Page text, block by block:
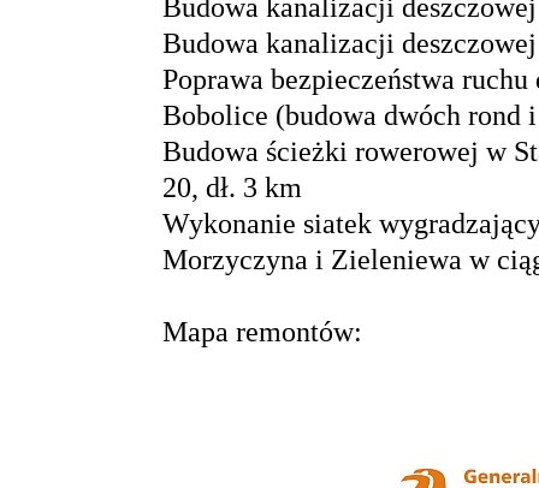
Budowa kanalizacji
Budowa kanalizacji
Poprawa bezpieczeństwa
Bobolice (budowa dwóch rond
Budowa ścieżki rowerowej w
20, dł. 3 km
Wykonanie siatek
Morzyczyna i Zieleniewa w
Mapa remontów: